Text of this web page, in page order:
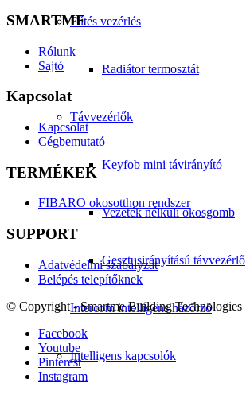
Fűtés vezérlés
Radiátor termosztát
Távvezérlők
Keyfob mini távirányító
Vezeték nélküli okosgomb
Gesztusirányítású távvezérlő
Intercom intelligens házőrző
Intelligens kapcsolók
SMARTME
Rólunk
Sajtó
Kapcsolat
Kapcsolat
Cégbemutató
TERMÉKEK
FIBARO okosotthon rendszer
SUPPORT
Adatvédelmi szabályzat
Belépés telepítőknek
© Copyright - Smartme Building Technologies
Facebook
Youtube
Pinterest
Instagram